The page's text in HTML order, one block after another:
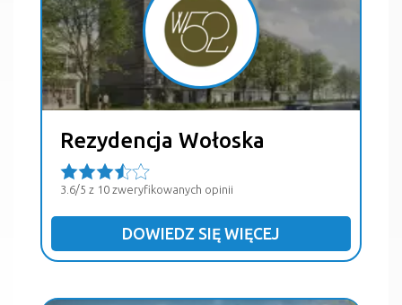
Rezydencja Wołoska
3.6/5 z 10 zweryfikowanych opinii
DOWIEDZ SIĘ WIĘCEJ